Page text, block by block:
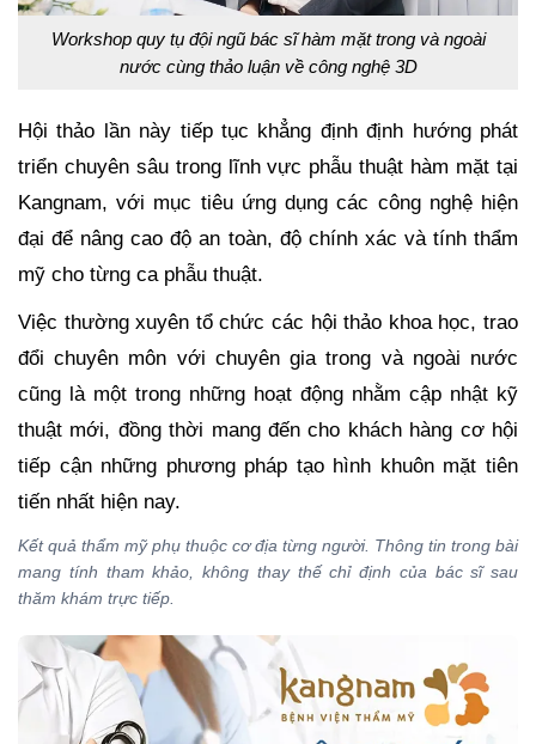
Workshop quy tụ đội ngũ bác sĩ hàm mặt trong và ngoài
nước cùng thảo luận về công nghệ 3D
Hội thảo lần này tiếp tục khẳng định định hướng phát
triển chuyên sâu trong lĩnh vực phẫu thuật hàm mặt tại
Kangnam, với mục tiêu ứng dụng các công nghệ hiện
đại để nâng cao độ an toàn, độ chính xác và tính thẩm
mỹ cho từng ca phẫu thuật.
Việc thường xuyên tổ chức các hội thảo khoa học, trao
đổi chuyên môn với chuyên gia trong và ngoài nước
cũng là một trong những hoạt động nhằm cập nhật kỹ
thuật mới, đồng thời mang đến cho khách hàng cơ hội
tiếp cận những phương pháp tạo hình khuôn mặt tiên
tiến nhất hiện nay.
Kết quả thẩm mỹ phụ thuộc cơ địa từng người. Thông tin trong bài
mang tính tham khảo, không thay thế chỉ định của bác sĩ sau
thăm khám trực tiếp.